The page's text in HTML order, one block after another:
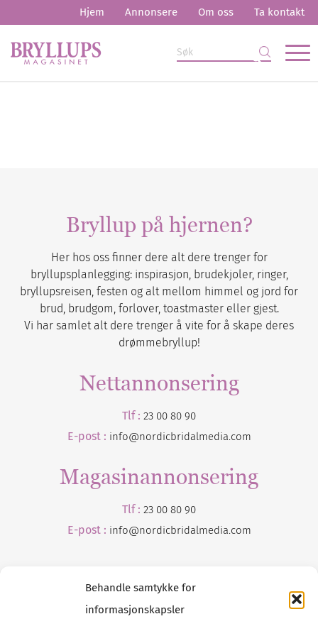
Behandle samtykke for
informasjonskapsler
Hjem Annonsere Om oss Ta kontakt
Bryllup på hjernen?
Her hos oss finner dere alt dere trenger for
bryllupsplanlegging: inspirasjon, brudekjoler, ringer,
bryllupsreisen, festen og alt mellom himmel og jord for
brud, brudgom, forlover, toastmaster eller gjest.
Vi har samlet alt dere trenger å vite for å skape deres
drømmebryllup!
Nettannonsering
Tlf : 23 00 80 90
E-post : info@nordicbridalmedia.com
Magasinannonsering
Tlf : 23 00 80 90
E-post : info@nordicbridalmedia.com